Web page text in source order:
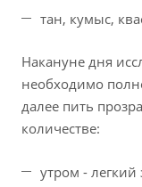
тан, кумыс,
Накануне дня
необходимо
далее пить
количестве:
утром - легкий